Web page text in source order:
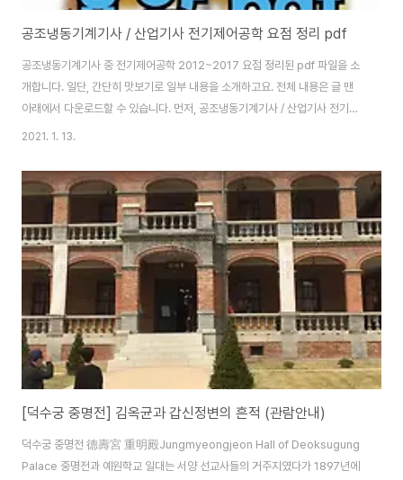
공조냉동기계기사 / 산업기사 전기제어공학 요점 정리 pdf
공조냉동기계기사 중 전기제어공학 2012~2017 요점 정리된 pdf 파일을 소
개합니다. 일단, 간단히 맛보기로 일부 내용을 소개하고요. 전체 내용은 글 맨
아래에서 다운로드할 수 있습니다. 먼저, 공조냉동기계기사 / 산업기사 전기제
어공학 요점 정리 맛보기 시작합니다. * 전동기 1. 동기전동기 1) 정속도 전동기
다 * 물리적인 제량이 전기적인 신호로 처리되는 변환 장치의 정적 특성 1. 정
밀도 2. 분해능 3. 반복성 * 시정수 1. 어떤 회로, 어떤 물체, 혹은 어떤 제어대
상이 외부로부터의 입력에 얼마나 빠르게, 느리게 반응할 수 있는지를 나타내
는 지표 2. 시정수는 크면 클수록 과도현상은 오래 지속된다. * [추치제어]..
2021. 1. 13.
[덕수궁 중명전] 김옥균과 갑신정변의 흔적 (관람안내)
덕수궁 중명전 德壽宮 重明殿Jungmyeongjeon Hall of Deoksugung
Palace 중명전과 예원학교 일대는 서양 선교사들의 거주지였다가 1897년에